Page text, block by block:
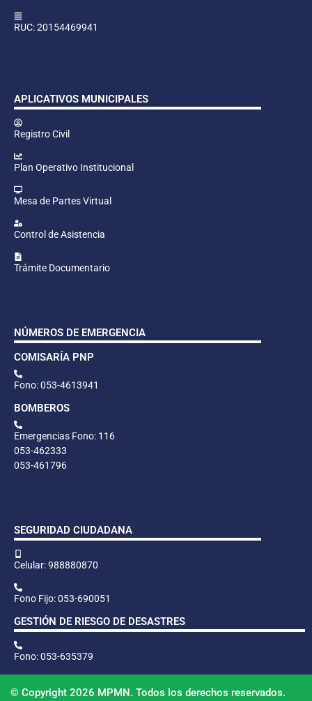
RUC: 20154469941
APLICATIVOS MUNICIPALES
Registro Civil
Plan Operativo Institucional
Mesa de Partes Virtual
Control de Asistencia
Trámite Documentario
NÚMEROS DE EMERGENCIA
COMISARÍA PNP
Fono: 053-4613941
BOMBEROS
Emergencias Fono: 116
053-462333
053-461796
SEGURIDAD CIUDADANA
Celular: 988880870
Fono Fijo: 053-690051
GESTIÓN DE RIESGO DE DESASTRES
Fono: 053-635379
© Copyright 2026 MPMN. Todos los derechos reservados.